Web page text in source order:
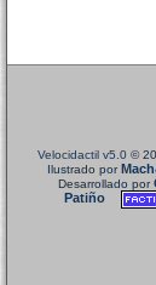
Velocidactil v5.0 ©
Ilustrado por
Desarrollado por
Patiño